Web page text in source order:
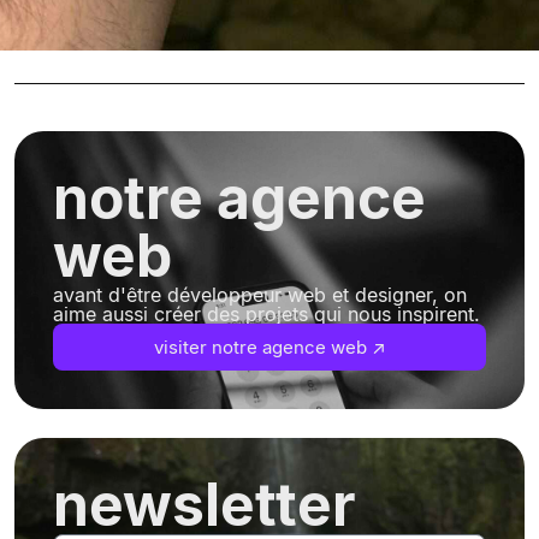
notre agence
web
avant d'être développeur web et designer, on
aime aussi créer des projets qui nous inspirent.
visiter notre agence web ↗
newsletter